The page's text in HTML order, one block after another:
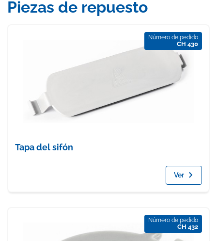
Piezas de repuesto
Número de pedido
CH 430
Tapa del sifón
Ver
Número de pedido
CH 432